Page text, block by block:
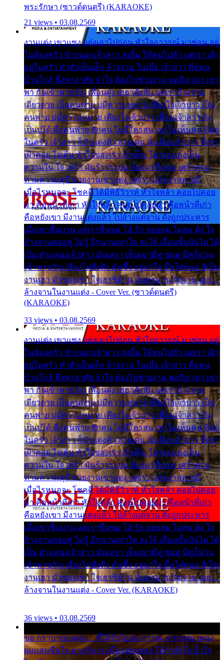
พระรักษา (ซาวด์ดนตรี) (KARAOKE)
21 views • 03.08.2569
งานแต่ง เขาแซง แย่งเอาไปก่อน หัวใจอาวรณ์ มาซ่อน อยู่
ในห้องครัว ข้างนอกเจ้าสาว ส่งยิ้ม ให้คนไปทั่ว แต่เรา เฝ้า
อยู่ในครัว ทำตัวเป็นเด็ก ล้างจาน ในเมื่อ เจ้าสาว คือคน
บ้านใกล้ พึ่งพาอาศัย จำใจ ต้องไปช่วยงาน พอถึงเวลา เขา
พา กันเข้าพาขวัญ เพื่อนฝูง เฮฮาดังลั่น แต่เราล้างจาน
เดียวดาย เป็นคนพ่าย บ่มีความหมาย เคียงใจเจ้าบ่าว เป็น
คนพ่าย บ่มีความหมาย เคียงใจเจ้าบ่าว เพื่อนเจ้าสาว ยัง
เป็นบ่ได้ คือคนพ่าย ฮักคน ไม่มีใครสน เขาไม่เห็นคน ที่อยู่
ในครัว เจ้าสาว ก็มัวแต่งตัว สวยเด่น นั่งเคียงเจ้าบ่าว ที่เขา
เฝ้าคอย ใจเต้น หัวใจของเรา ลำเค็ญ ใครจะมองเห็น
ความใน ใจ เศร้า มันร้าวระบม ต้องมาขื่นขม เศร้าตรม
ท่ามความสุขี ช่วยงานเขาแต่ง แต่เรา แล้งมาหลายปี
เมื่อไรหนอจะ โชคดี ได้มีพิธีวิวาห์ หัวใจหล้า คอยไปคอย
มา คือหน้าที่เก่า หัวใจหล้า คอยไปคอยมา คือหน้าที่เก่า
คือหยังเขา มีงานแต่งแล้ว ไปล้างแต่จาน ดั่งถูกประหาร
เมื่อเขาชื่นบาน แต่เราขื่นขม โอ้ รัก ลอยลม ไม่สม ดัง ใจ
ล้างจานคอยคู่ ไม่รู้ อีกนานเท่าใด จะได้ เลื่อนขั้นบันได ได้
เป็น ตำแหน่งเจ้าสาว มันเหงา เห็นเขามีคู่ ซมดู มีคู่ก็ม่วน
เข้าพาขวัญ เสียงโห่ตึงตึง มันซึ้ง อยู่แก่ใจ มื้อใด๋หนอ สิเป็น
งานเฮา มัวซอยเขา ใจเฮาซิด้าน มันทรมาน จับจาน เอย…
ล้างจานในงานแต่ง - Cover Ver. (ซาวด์ดนตรี)
(KARAOKE)
33 views • 03.08.2569
งานแต่ง เขาแซง แย่งเอาไปก่อน หัวใจอาวรณ์ มาซ่อน อยู่
ในห้องครัว ข้างนอกเจ้าสาว ส่งยิ้ม ให้คนไปทั่ว แต่เรา เฝ้า
อยู่ในครัว ทำตัวเป็นเด็ก ล้างจาน ในเมื่อ เจ้าสาว คือคน
บ้านใกล้ พึ่งพาอาศัย จำใจ ต้องไปช่วยงาน พอถึงเวลา เขา
พา กันเข้าพาขวัญ เพื่อนฝูง เฮฮาดังลั่น แต่เราล้างจาน
เดียวดาย เป็นคนพ่าย บ่มีความหมาย เคียงใจเจ้าบ่าว เป็น
คนพ่าย บ่มีความหมาย เคียงใจเจ้าบ่าว เพื่อนเจ้าสาว ยัง
เป็นบ่ได้ คือคนพ่าย ฮักคน ไม่มีใครสน เขาไม่เห็นคน ที่อยู่
ในครัว เจ้าสาว ก็มัวแต่งตัว สวยเด่น นั่งเคียงเจ้าบ่าว ที่เขา
เฝ้าคอย ใจเต้น หัวใจของเรา ลำเค็ญ ใครจะมองเห็น
ความใน ใจ เศร้า มันร้าวระบม ต้องมาขื่นขม เศร้าตรม
ท่ามความสุขี ช่วยงานเขาแต่ง แต่เรา แล้งมาหลายปี
เมื่อไรหนอจะ โชคดี ได้มีพิธีวิวาห์ หัวใจหล้า คอยไปคอย
มา คือหน้าที่เก่า หัวใจหล้า คอยไปคอยมา คือหน้าที่เก่า
คือหยังเขา มีงานแต่งแล้ว ไปล้างแต่จาน ดั่งถูกประหาร
เมื่อเขาชื่นบาน แต่เราขื่นขม โอ้ รัก ลอยลม ไม่สม ดัง ใจ
ล้างจานคอยคู่ ไม่รู้ อีกนานเท่าใด จะได้ เลื่อนขั้นบันได ได้
เป็น ตำแหน่งเจ้าสาว มันเหงา เห็นเขามีคู่ ซมดู มีคู่ก็ม่วน
เข้าพาขวัญ เสียงโห่ตึงตึง มันซึ้ง อยู่แก่ใจ มื้อใด๋หนอ สิเป็น
งานเฮา มัวซอยเขา ใจเฮาซิด้าน มันทรมาน จับจาน เอย…
ล้างจานในงานแต่ง - Cover Ver. (KARAOKE)
36 views • 03.08.2569
ขอ กราบ ขอบคุณ.... ที่ได้รับไออุ่น การุณ จากแฟน เพลง
ผมแสนชื่นใจ หายวังเวง เมื่อแฟนเพลง ให้กำลังใจ น้ำใจ